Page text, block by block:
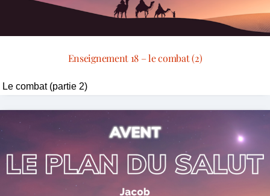
Enseignement 18 – le combat (2)
Le combat (partie 2)